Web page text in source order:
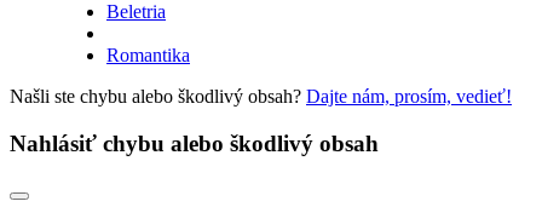
Beletria
Romantika
Našli ste chybu alebo škodlivý obsah? Dajte nám, prosím, vedieť!
Nahlásiť chybu alebo škodlivý obsah